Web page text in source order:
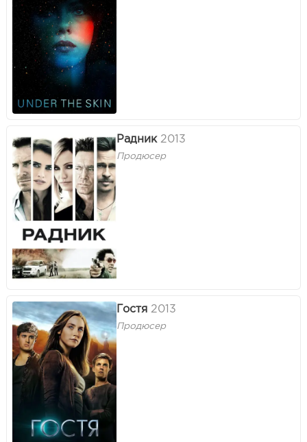
Радник 2013
Продюсер
Гостя 2013
Продюсер